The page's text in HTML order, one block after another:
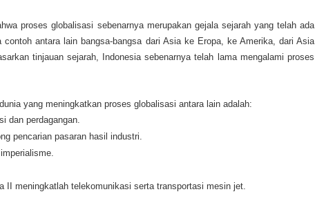
proses globalisasi sebenarnya merupakan gejala sejarah yang telah ada
contoh antara lain bangsa-bangsa dari Asia ke Eropa, ke Amerika, dari Asia
tinjauan sejarah, Indonesia sebenarnya telah lama mengalami proses
yang meningkatkan proses globalisasi antara lain adalah:
dan perdagangan.
pencarian pasaran hasil industri.
II meningkatlah telekomunikasi serta transportasi mesin jet.